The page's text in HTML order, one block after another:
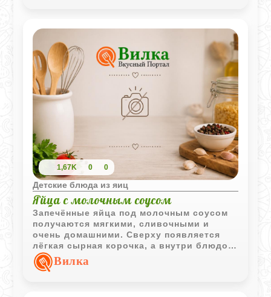
1,67K 0 0
Детские блюда из яиц
Яйца с молочным соусом
Запечённые яйца под молочным соусом
получаются мягкими, сливочными и
очень домашними. Сверху появляется
лёгкая сырная корочка, а внутри блюдо
остаётся нежным и хорошо подходит для
спокойного детского ужина или завтрака.
Вилка